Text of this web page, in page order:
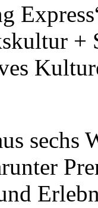
+
sechs